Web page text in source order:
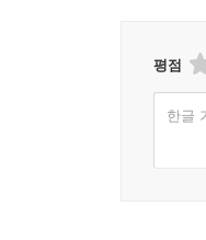
평점
한글